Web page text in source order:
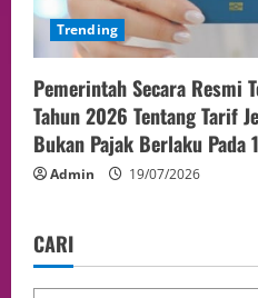
Trending
Pemerintah Secara Resmi
Tahun 2026 Tentang Tarif
Bukan Pajak Berlaku Pada
Admin 19/07/2026
CARI